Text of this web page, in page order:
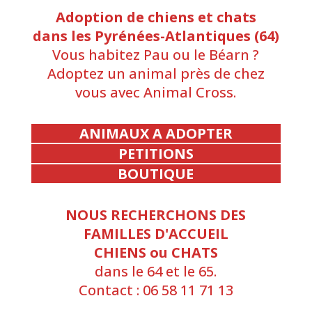
Adoption de chiens et chats
dans les Pyrénées-Atlantiques (64)
Vous habitez Pau ou le Béarn ?
Adoptez un animal près de chez
vous avec Animal Cross.
ANIMAUX A ADOPTER
PETITIONS
BOUTIQUE
NOUS RECHERCHONS DES
FAMILLES D'ACCUEIL
CHIENS ou CHATS
dans le 64 et le 65.
Contact : 06 58 11 71 13